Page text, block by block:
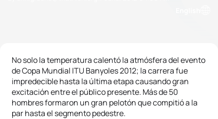
No solo la temperatura calentó la atmósfera del evento
de Copa Mundial ITU Banyoles 2012; la carrera fue
impredecible hasta la última etapa causando gran
excitación entre el público presente. Más de 50
hombres formaron un gran pelotón que compitió a la
par hasta el segmento pedestre.